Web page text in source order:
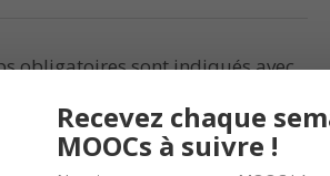
obligatoires sont indiqués avec
Recevez chaque
MOOCs à suivre !